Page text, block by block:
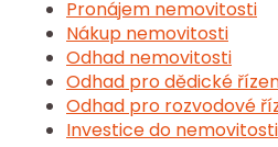
Pronájem nemovitosti
Nákup nemovitosti
Odhad nemovitosti
Odhad pro dědické
Odhad pro rozvodové
Investice do nemovitosti